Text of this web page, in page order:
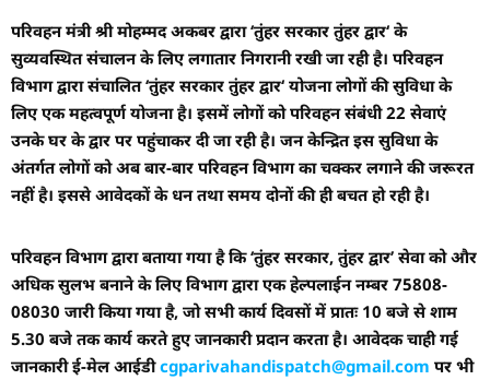
परिवहन मंत्री श्री मोहम्मद अकबर द्वारा ‘तुंहर सरकार तुंहर द्वार‘ के
सुव्यवस्थित संचालन के लिए लगातार निगरानी रखी जा रही है। परिवहन
विभाग द्वारा संचालित ‘तुंहर सरकार तुंहर द्वार‘ योजना लोगों की सुविधा के
लिए एक महत्वपूर्ण योजना है। इसमें लोगों को परिवहन संबंधी 22 सेवाएं
उनके घर के द्वार पर पहुंचाकर दी जा रही है। जन केन्द्रित इस सुविधा के
अंतर्गत लोगों को अब बार-बार परिवहन विभाग का चक्कर लगाने की जरूरत
नहीं है। इससे आवेदकों के धन तथा समय दोनों की ही बचत हो रही है।
परिवहन विभाग द्वारा बताया गया है कि ‘तुंहर सरकार, तुंहर द्वार’ सेवा को और
अधिक सुलभ बनाने के लिए विभाग द्वारा एक हेल्पलाईन नम्बर 75808-
08030 जारी किया गया है, जो सभी कार्य दिवसों में प्रातः 10 बजे से शाम
5.30 बजे तक कार्य करते हुए जानकारी प्रदान करता है। आवेदक चाही गई
जानकारी ई-मेल आईडीcgparivahandispatch@gmail.com पर भी